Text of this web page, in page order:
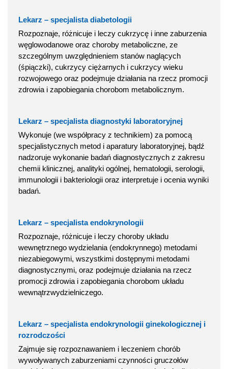
Lekarz – specjalista diabetologii
Rozpoznaje, różnicuje i leczy cukrzycę i inne zaburzenia
węglowodanowe oraz choroby metaboliczne, ze
szczególnym uwzględnieniem stanów naglących
(śpiączki), cukrzycy ciężarnych i cukrzycy wieku
rozwojowego oraz podejmuje działania na rzecz promocji
zdrowia i zapobiegania chorobom metabolicznym.
Lekarz – specjalista diagnostyki laboratoryjnej
Wykonuje (we współpracy z technikiem) za pomocą
specjalistycznych metod i aparatury laboratoryjnej, bądź
nadzoruje wykonanie badań diagnostycznych z zakresu
chemii klinicznej, analityki ogólnej, hematologii, serologii,
immunologii i bakteriologii oraz interpretuje i ocenia wyniki
badań.
Lekarz – specjalista endokrynologii
Rozpoznaje, różnicuje i leczy choroby układu
wewnętrznego wydzielania (endokrynnego) metodami
niezabiegowymi, wszystkimi dostępnymi metodami
diagnostycznymi, oraz podejmuje działania na rzecz
promocji zdrowia i zapobiegania chorobom układu
wewnątrzwydzielniczego.
Lekarz – specjalista endokrynologii ginekologicznej i
rozrodczości
Zajmuje się rozpoznawaniem i leczeniem chorób
wywoływanych zaburzeniami czynności gruczołów